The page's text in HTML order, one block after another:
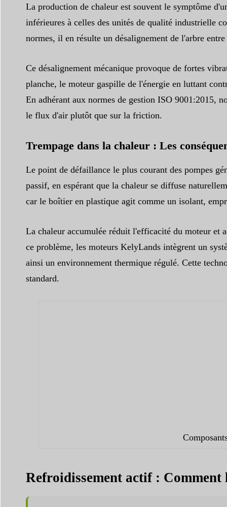
La production de chaleur est souvent le symptôme
inférieures à celles des unités de qualité industrielle
normes, il en résulte un désalignement de l'arbre
Ce désalignement mécanique provoque de fortes
planche, le moteur gaspille de l'énergie en luttant
En adhérant aux normes de gestion ISO 9001:2015,
le flux d'air plutôt que sur la friction.
Trempage dans la chaleur : Les
Le point de défaillance le plus courant des pompes
passif, en espérant que la chaleur se diffuse
car le boîtier en plastique agit comme un isolant,
La chaleur accumulée réduit l'efficacité du moteur et
ce problème, les moteurs KelyLands intègrent un
ainsi un environnement thermique régulé. Cette
standard.
Refroidissement actif :